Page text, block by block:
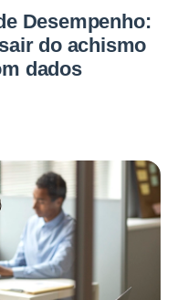
Desempenho:
do achismo
dados